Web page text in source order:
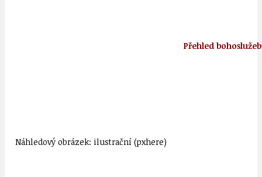
Přehled
Náhledový obrázek: ilustrační (pxhere)